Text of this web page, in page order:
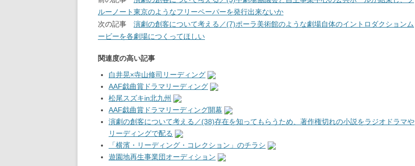
ルーノート東京のようなフリーペーパーを発行出来ないか
次の記事 演劇の創客について考える／(7)ポーラ美術館のような劇場自体のイントロダクションム
ービーを各劇場につくってほしい
関連度の高い記事
白井晃×寺山修司リーディング
AAF戯曲賞ドラマリーディング
松尾スズキin北九州
AAF戯曲賞ドラマリーディング開幕
演劇の創客について考える／(38)存在を知ってもらうため、著作権切れの小説をラジオドラマや
リーディングで配る
「横濱・リーディング・コレクション」のチラシ
遊園地再生事業団オーディション